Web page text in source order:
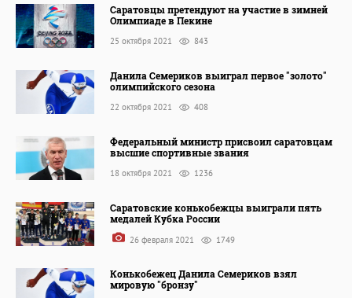
Саратовцы претендуют на участие в зимней
Олимпиаде в Пекине
25 октября 2021 843
Данила Семериков выиграл первое "золото"
олимпийского сезона
22 октября 2021 408
Федеральный министр присвоил саратовцам
высшие спортивные звания
18 октября 2021 1236
Саратовские конькобежцы выиграли пять
медалей Кубка России
26 февраля 2021 1749
Конькобежец Данила Семериков взял
мировую "бронзу"